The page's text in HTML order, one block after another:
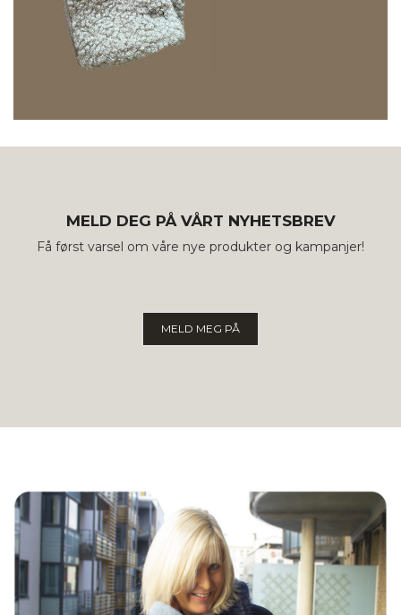
MELD DEG PÅ VÅRT NYHETSBREV
Få først varsel om våre nye produkter og kampanjer!
MELD MEG PÅ